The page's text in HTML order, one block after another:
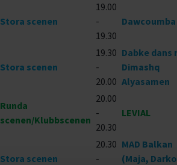
Stora scenen
19.00
-
19.30
Dawcoumba
Stora scenen
19.30
-
20.00
Dabke dans
Dimashq
Alyasamen
Runda
scenen/Klubbscenen
20.00
-
20.30
LEVIAL
Stora scenen
20.30
-
MAD Balkan
(Maja,